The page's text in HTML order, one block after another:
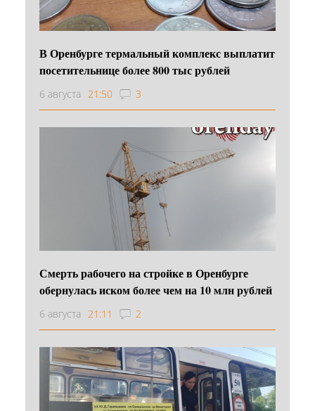
В Оренбурге термальный комплекс выплатит
посетительнице более 800 тыс рублей
6 августа 21:50 3
Смерть рабочего на стройке в Оренбурге
обернулась иском более чем на 10 млн рублей
6 августа 21:11 2